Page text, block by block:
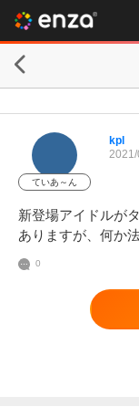
ていあ～ん
kpl
新登場アイドルが
ありますが、何か
0